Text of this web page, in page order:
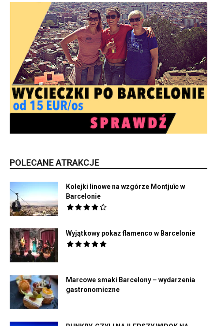
POLECANE ATRAKCJE
Kolejki linowe na wzgórze Montjuïc w
Barcelonie
Wyjątkowy pokaz flamenco w Barcelonie
Marcowe smaki Barcelony – wydarzenia
gastronomiczne